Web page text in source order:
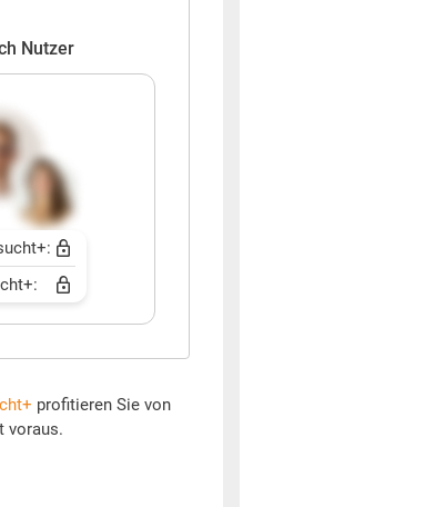
Nutzer
profitieren Sie von
voraus.